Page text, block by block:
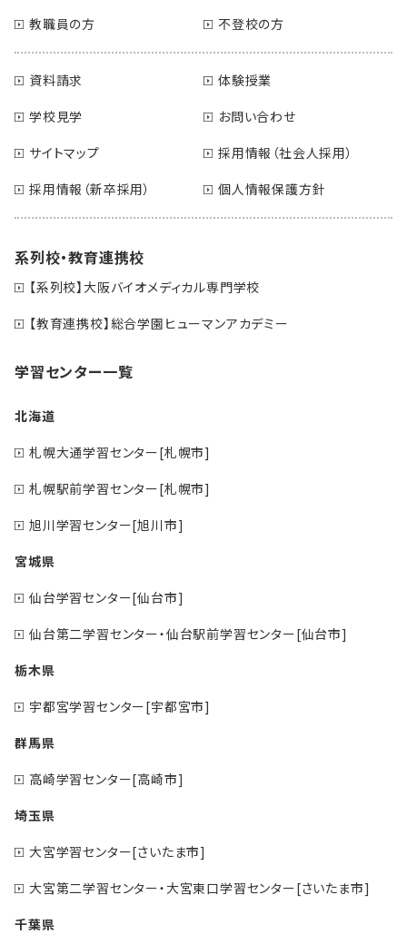
教職員の方 不登校の方
資料請求
体験授業
学校見学
お問い合わせ
サイトマップ
採用情報（社会人採用）
採用情報（新卒採用）
個人情報保護方針
系列校・教育連携校
【系列校】大阪バイオメディカル専門学校
【教育連携校】総合学園ヒューマンアカデミー
学習センター一覧
北海道
札幌大通学習センター[札幌市]
札幌駅前学習センター[札幌市]
旭川学習センター[旭川市]
宮城県
仙台学習センター[仙台市]
仙台第二学習センター・仙台駅前学習センター[仙台市]
栃木県
宇都宮学習センター[宇都宮市]
群馬県
高崎学習センター[高崎市]
埼玉県
大宮学習センター[さいたま市]
大宮第二学習センター・大宮東口学習センター[さいたま市]
千葉県